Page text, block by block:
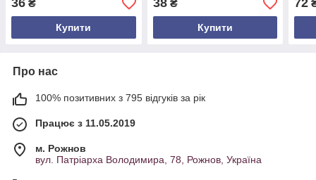
поздовжніми витками
36 ₴
Купити
дерунів, часнику
38₴
Купити
72
Про нас
100% позитивних з 795 відгуків за рік
Працює з 11.05.2019
м. Рожнов
вул. Патріарха Володимира, 78, Рожнов, Україна